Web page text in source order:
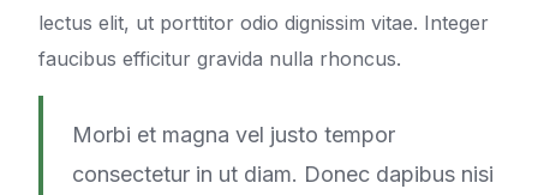
lectus elit, ut porttitor odio dignissim vitae. Integer
faucibus efficitur gravida nulla rhoncus.
Morbi et magna vel justo tempor
consectetur in ut diam. Donec dapibus nisi